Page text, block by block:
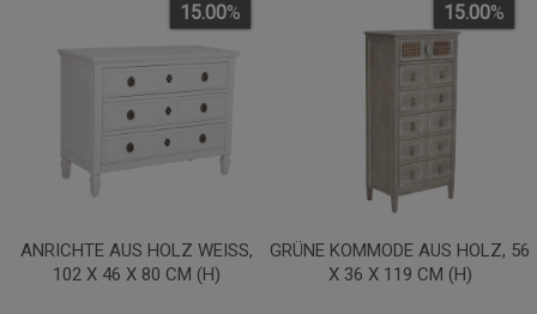
ANRICHTE AUS HOLZ WEISS, 1
02 X 46 X 80 CM (H)
15.00%
GRÜNE KOMMODE AUS HOLZ, 56
X 36 X 119 CM (H)
15.00%